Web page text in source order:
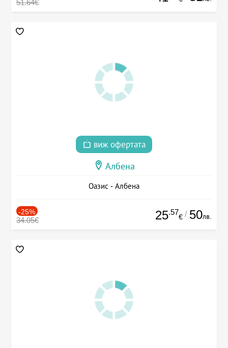
51.64€
виж офертата
Албена
Оазис - Албена
-25%
34.05€ 25.57
€ / 50лв.